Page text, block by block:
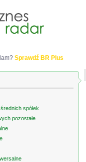
Sprawdź BR Plus
spółek
pozostałe